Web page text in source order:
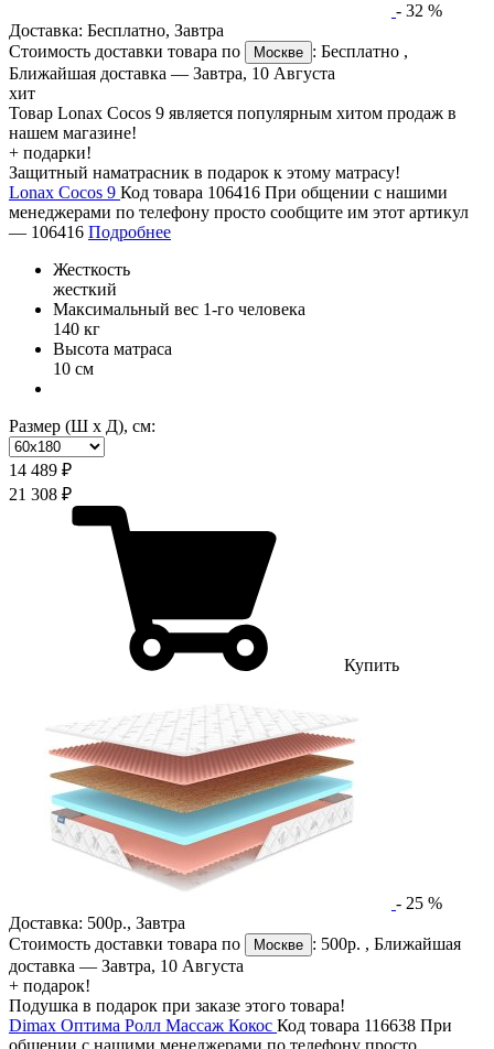
- 32 %
Доставка: Бесплатно, Завтра
Стоимость доставки товара по
Москве : Бесплатно ,
Ближайшая доставка — Завтра, 10 Августа
хит
Товар Lonax Cocos 9 является популярным хитом продаж в
нашем магазине!
+ подарки!
Защитный наматрасник в подарок к этому матрасу!
Lonax Cocos 9 Код товара 106416 При общении с нашими
менеджерами по телефону просто сообщите им этот артикул
— 106416 Подробнее
Жесткость
жесткий
Максимальный вес 1-го человека
140 кг
Высота матраса
10 см
Размер (Ш х Д), см:
14 489 ₽
21 308 ₽
Купить
- 25 %
Доставка: 500р., Завтра
Стоимость доставки товара по
Москве : 500р. , Ближайшая
доставка — Завтра, 10 Августа
+ подарок!
Подушка в подарок при заказе этого товара!
Dimax Оптима Ролл Массаж Кокос Код товара 116638 При